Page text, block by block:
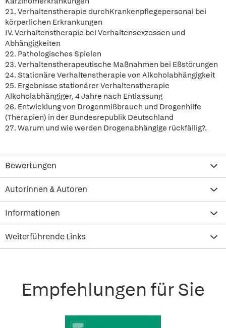
21. Verhaltenstherapie durchKrankenpflegepersonal bei
körperlichen Erkrankungen
IV. Verhaltenstherapie bei Verhaltensexzessen und
Abhängigkeiten
22. Pathologisches Spielen
23. Verhaltenstherapeutische Maßnahmen bei Eßstörungen
24. Stationäre Verhaltenstherapie von Alkoholabhängigkeit
25. Ergebnisse stationärer Verhaltenstherapie
Alkoholabhängiger, 4 Jahre nach Entlassung
26. Entwicklung von Drogenmißbrauch und Drogenhilfe
(Therapien) in der Bundesrepublik Deutschland
27. Warum und wie werden Drogenabhängige rückfällig?.
Bewertungen
Autorinnen & Autoren
Informationen
Weiterführende Links
Empfehlungen für Sie